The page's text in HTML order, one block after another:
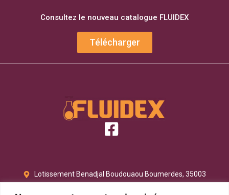
Consultez le nouveau catalogue FLUIDEX
Télécharger
Lotissement Benadjal Boudouaou Boumerdes, 35003